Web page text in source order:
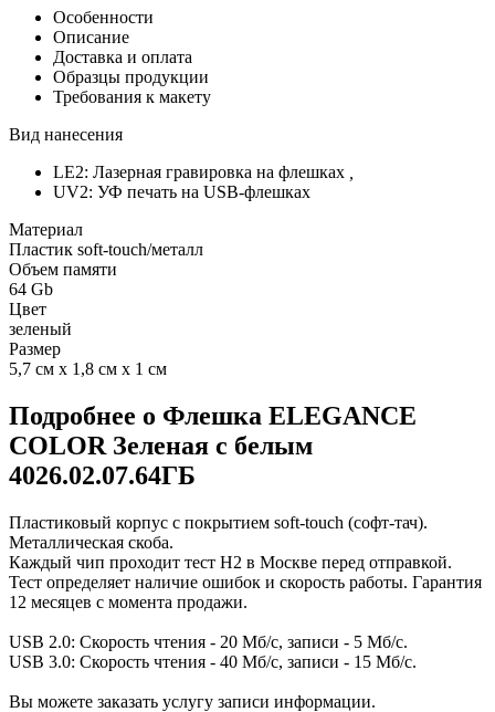
Особенности
Описание
Доставка и оплата
Образцы продукции
Требования к макету
Вид нанесения
LE2: Лазерная гравировка на флешках
UV2: УФ печать на USB-флешках
Материал
Пластик soft-touch/металл
Объем памяти
64 Gb
Цвет
зеленый
Размер
5,7 см х 1,8 см х 1 см
Подробнее о Флешка ELEGANCE
COLOR Зеленая с белым
4026.02.07.64ГБ
Пластиковый корпус с покрытием soft-touch (софт-тач).
Металлическая скоба.
Каждый чип проходит тест H2 в Москве перед отправкой.
Тест определяет наличие ошибок и скорость работы. Гарантия
12 месяцев с момента продажи.
USB 2.0: Скорость чтения - 20 Мб/с, записи - 5 Мб/с.
USB 3.0: Скорость чтения - 40 Мб/с, записи - 15 Мб/с.
Вы можете заказать услугу записи информации.